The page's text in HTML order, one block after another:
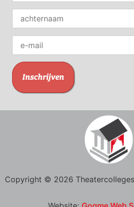
Copyright © 2026 Theatercolleges